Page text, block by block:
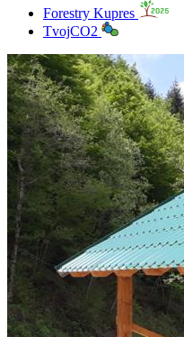
Forestry Kupres
TvojCO2